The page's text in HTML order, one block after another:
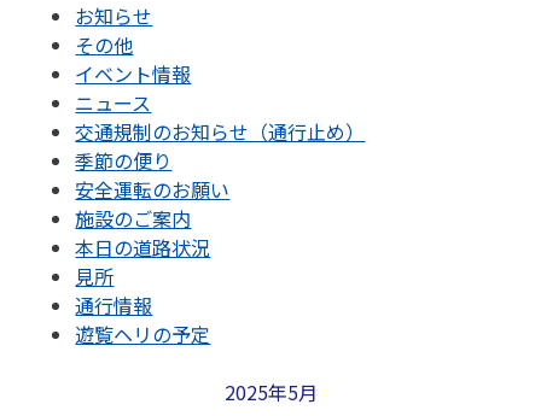
お知らせ
その他
イベント情報
ニュース
交通規制のお知らせ（通行止め）
季節の便り
安全運転のお願い
施設のご案内
本日の道路状況
見所
通行情報
遊覧ヘリの予定
2025年5月